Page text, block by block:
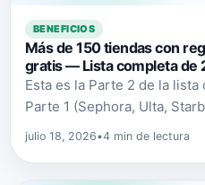
BENEFICIOS
Más de 150 tiendas con
gratis — Lista completa de
Esta es la Parte 2 de la
Parte 1 (Sephora, Ulta,
julio 18, 2026•4 min de lectura